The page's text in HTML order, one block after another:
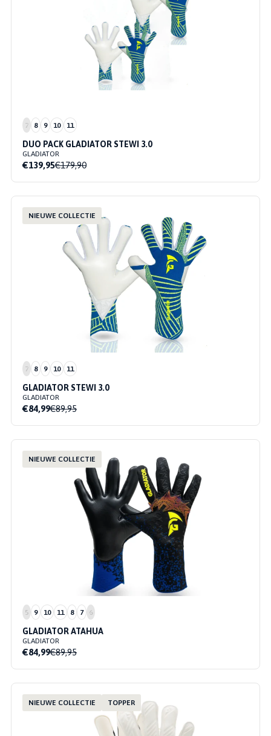
7 8 9 10 11
DUO PACK GLADIATOR STEWI 3.0
GLADIATOR
€139,95€179,90
NIEUWE COLLECTIE
7 8 9 10 11
GLADIATOR STEWI 3.0
GLADIATOR
€84,99€89,95
NIEUWE COLLECTIE
5 9 10 11 8 7 6
GLADIATOR ATAHUA
GLADIATOR
€84,99€89,95
NIEUWE COLLECTIE TOPPER